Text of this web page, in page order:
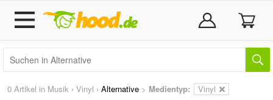
0 Artikel in Musik › Vinyl › Alternative > Medientyp: Vinyl